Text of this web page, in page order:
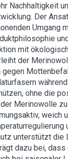
Nachhaltigkeit
Der
Umgang
mit
der
gegen
ohne die
Merinowolle
weich
unterstützt die
dazu bei, dass